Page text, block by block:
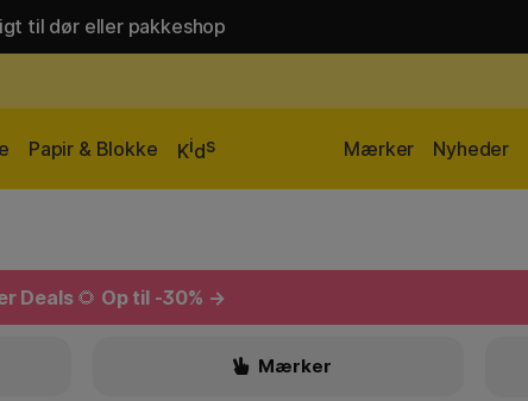
til dør eller pakkeshop
Papir & Blokke Kids Nyheder
Mærker
Deals🌻 Op til -30% →
Mærker